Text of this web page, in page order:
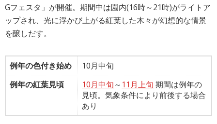
Gフェスタ」が開催。期間中は園内(16時～21時)がライトア
ップされ、光に浮かび上がる紅葉した木々が幻想的な情景
を醸しだす。
例年の色付き始め
10月中旬
例年の紅葉見頃
10月中旬～ 11月上旬 期間は例年の
見頃。気象条件により前後する場合
あり